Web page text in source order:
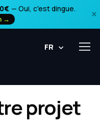
— Oui, c'est dingue.
→
×
FR
projet